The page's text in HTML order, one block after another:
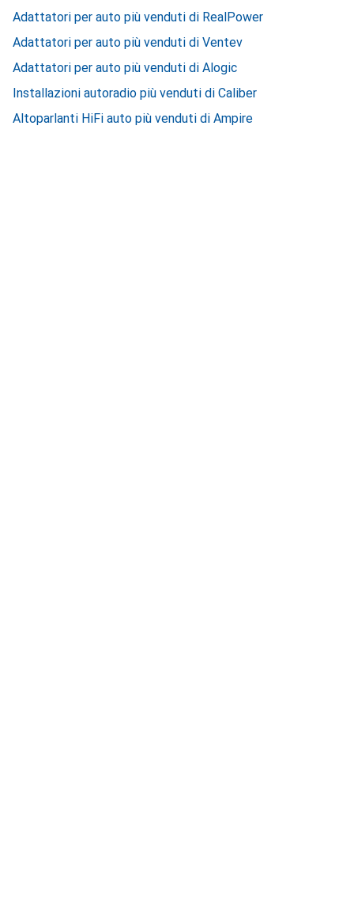
Adattatori per auto più venduti di RealPower
Adattatori per auto più venduti di Ventev
Adattatori per auto più venduti di Alogic
Installazioni autoradio più venduti di Caliber
Altoparlanti HiFi auto più venduti di Ampire